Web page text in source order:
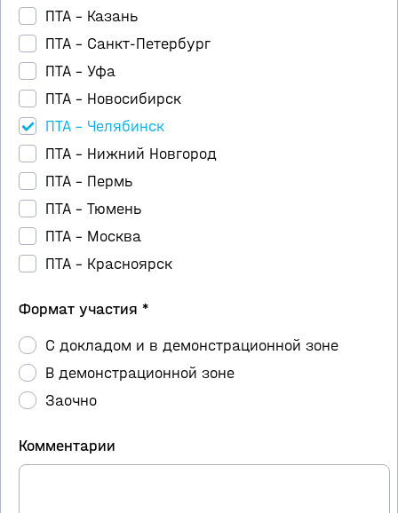
ПТА – Казань
ПТА – Санкт-Петербург
ПТА – Уфа
ПТА – Новосибирск
ПТА – Челябинск
ПТА – Нижний Новгород
ПТА – Пермь
ПТА – Тюмень
ПТА – Москва
ПТА – Красноярск
Формат участия *
С докладом и в демонстрационной зоне
В демонстрационной зоне
Заочно
Комментарии